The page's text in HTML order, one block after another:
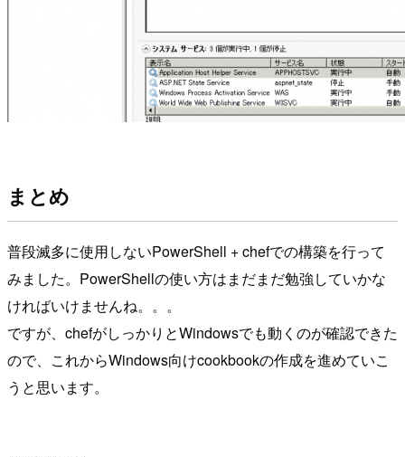
まとめ
普段滅多に使用しないPowerShell + chefでの構築を行って
みました。PowerShellの使い方はまだまだ勉強していかな
ければいけませんね。。。
ですが、chefがしっかりとWindowsでも動くのが確認できた
ので、これからWindows向けcookbookの作成を進めていこ
うと思います。